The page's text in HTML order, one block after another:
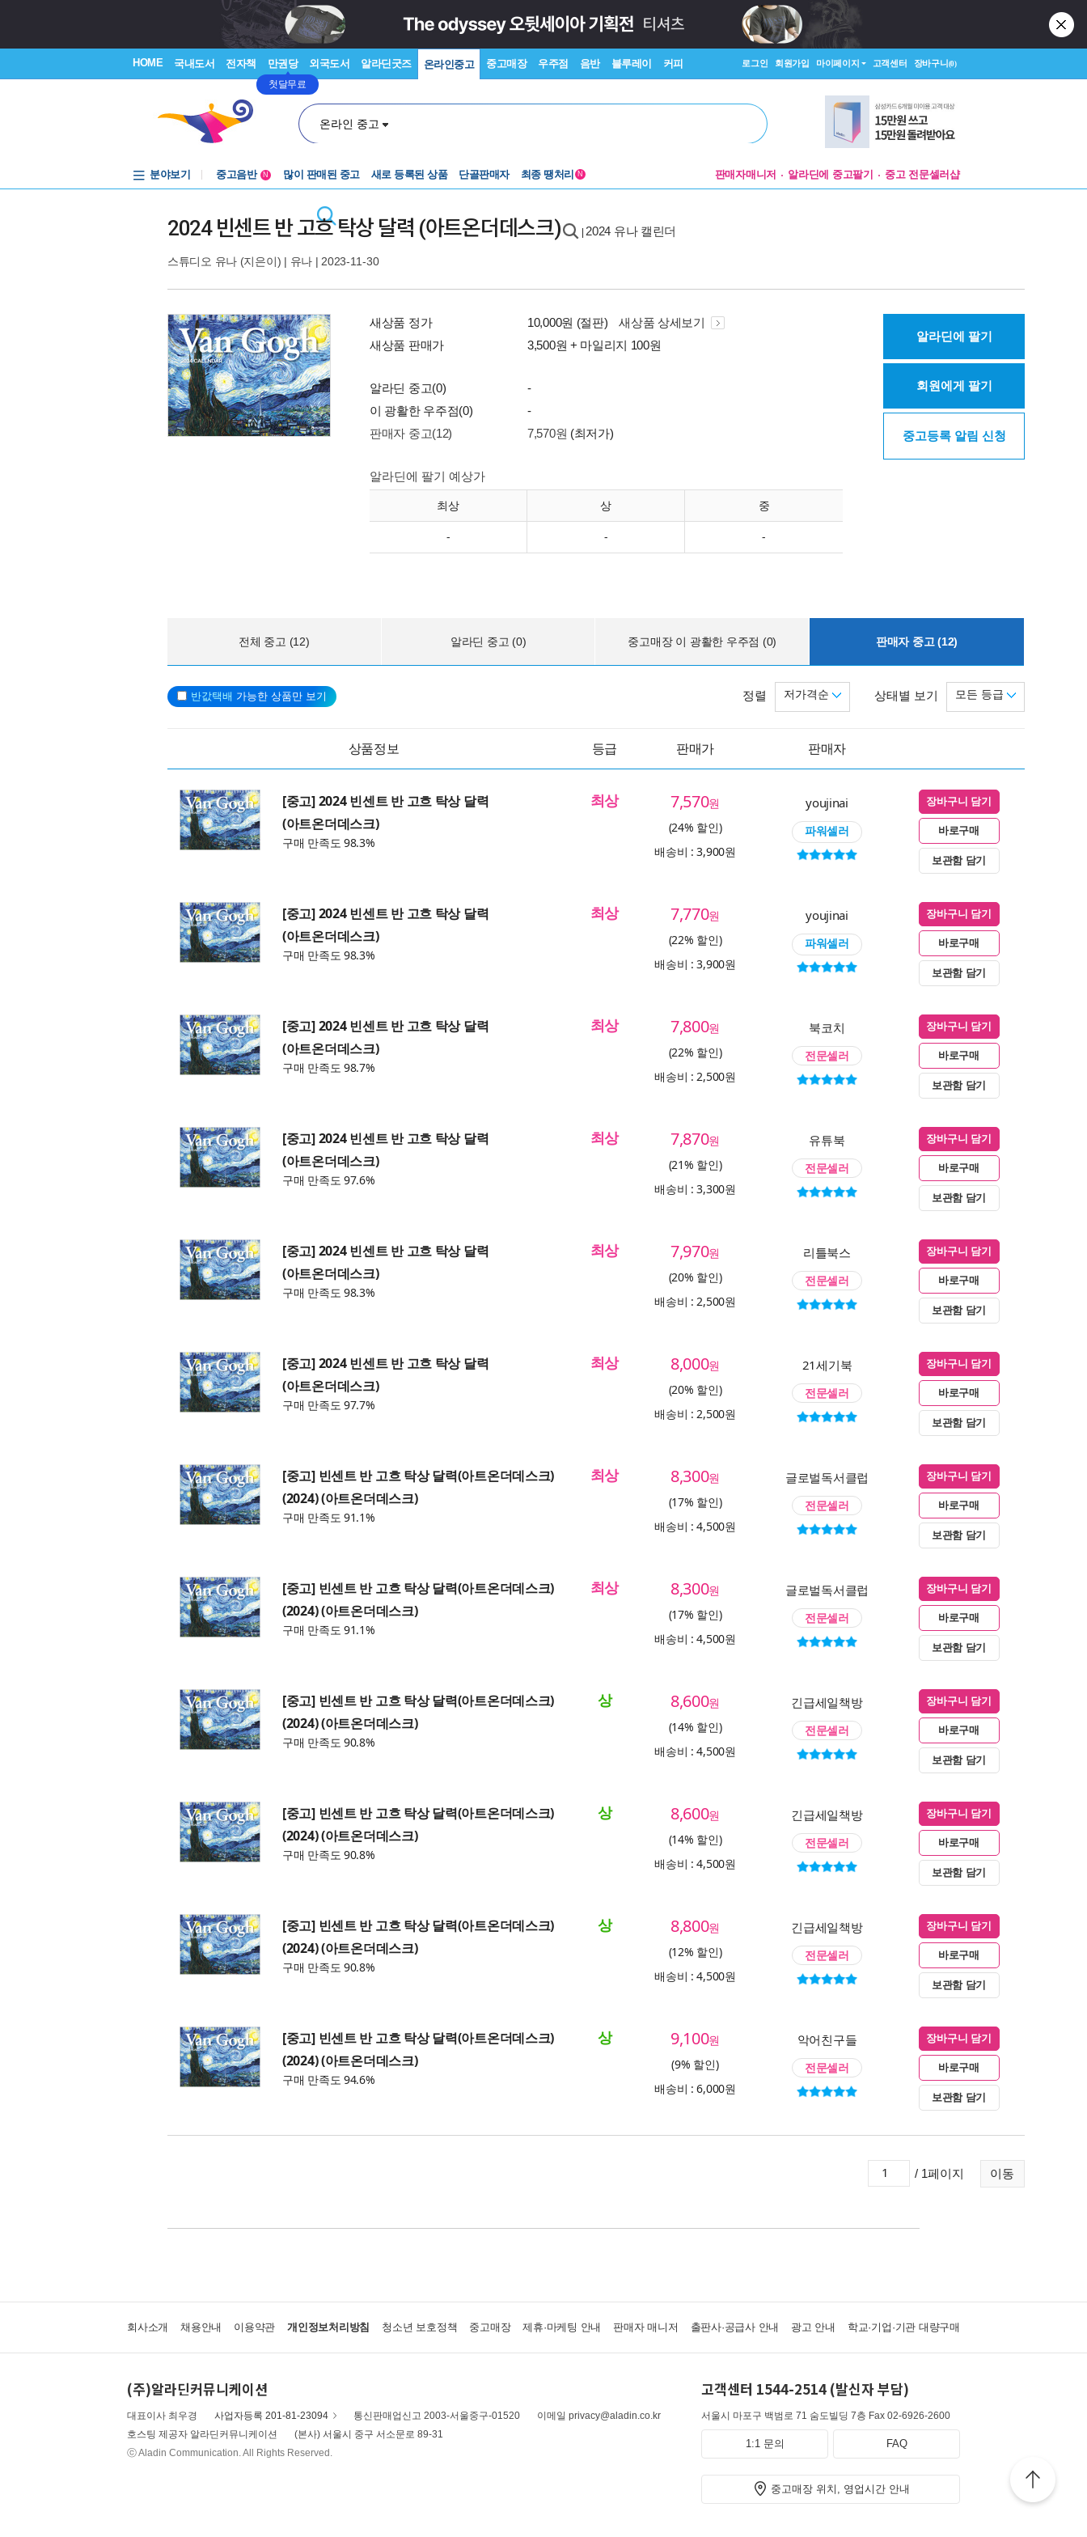
HOME 국내도서 전자책 만권당
첫달무료
외국도서 알라딘굿즈 온라인중고 중고매장 우주점 음반 블루레이 커피 로그인 회원가입 마이페이지 고객센터 장바구니(0)
온라인 중고
분야보기
중고음반
중고음반
N 많이 판매된 중고 새로 등록된 상품 단골판매자 최종 땡처리 N 판매자매니저 알라딘에 중고팔기 중고 전문셀러샵
2024 빈센트 반 고흐 탁상 달력 (아트온더데스크) |2024 유나 캘린더
스튜디오 유나 (지은이) | 유나| 2023-11-30
새상품 정가 10,000원 (절판)
새상품 상세보기
새상품 판매가
3,500원 + 마일리지 100원
알라딘 중고(0)
-
이 광활한 우주점(0)
-
판매자 중고(12)
7,570원 (최저가)
알라딘에 팔기 예상가
최상 상 중
- - -
알라딘에 팔기
회원에게 팔기
중고등록 알림 신청
전체 중고 (12) 알라딘 중고 (0) 중고매장 이 광활한 우주점 (0) 판매자 중고 (12)
반값택배 가능한 상품만 보기 상태별 보기 모든 등급
정렬 저가격순
상품정보 등급 판매가 판매자
[중고] 2024 빈센트 반 고흐 탁상 달력
(아트온더데스크)
구매 만족도 98.3%
최상 7,570원
(24% 할인)
배송비 : 3,900원
youjinai
파워셀러
장바구니 담기
바로구매
보관함 담기
[중고] 2024 빈센트 반 고흐 탁상 달력
(아트온더데스크)
구매 만족도 98.3%
최상 7,770원
(22% 할인)
배송비 : 3,900원
youjinai
파워셀러
장바구니 담기
바로구매
보관함 담기
[중고] 2024 빈센트 반 고흐 탁상 달력
(아트온더데스크)
구매 만족도 98.7%
최상 7,800원
(22% 할인)
배송비 : 2,500원
북코치
전문셀러
장바구니 담기
바로구매
보관함 담기
[중고] 2024 빈센트 반 고흐 탁상 달력
(아트온더데스크)
구매 만족도 97.6%
최상 7,870원
(21% 할인)
배송비 : 3,300원
유튜북
전문셀러
장바구니 담기
바로구매
보관함 담기
[중고] 2024 빈센트 반 고흐 탁상 달력
(아트온더데스크)
구매 만족도 98.3%
최상 7,970원
(20% 할인)
배송비 : 2,500원
리틀북스
전문셀러
장바구니 담기
바로구매
보관함 담기
[중고] 2024 빈센트 반 고흐 탁상 달력
(아트온더데스크)
구매 만족도 97.7%
최상 8,000원
(20% 할인)
배송비 : 2,500원
21세기북
전문셀러
장바구니 담기
바로구매
보관함 담기
[중고] 빈센트 반 고흐 탁상 달력(아트온더데스크)
(2024) (아트온더데스크)
구매 만족도 91.1%
최상 8,300원
(17% 할인)
배송비 : 4,500원
글로벌독서클럽
전문셀러
장바구니 담기
바로구매
보관함 담기
[중고] 빈센트 반 고흐 탁상 달력(아트온더데스크)
(2024) (아트온더데스크)
구매 만족도 91.1%
최상 8,300원
(17% 할인)
배송비 : 4,500원
글로벌독서클럽
전문셀러
장바구니 담기
바로구매
보관함 담기
[중고] 빈센트 반 고흐 탁상 달력(아트온더데스크)
(2024) (아트온더데스크)
구매 만족도 90.8%
상 8,600원
(14% 할인)
배송비 : 4,500원
긴급세일책방
전문셀러
장바구니 담기
바로구매
보관함 담기
[중고] 빈센트 반 고흐 탁상 달력(아트온더데스크)
(2024) (아트온더데스크)
구매 만족도 90.8%
상 8,600원
(14% 할인)
배송비 : 4,500원
긴급세일책방
전문셀러
장바구니 담기
바로구매
보관함 담기
[중고] 빈센트 반 고흐 탁상 달력(아트온더데스크)
(2024) (아트온더데스크)
구매 만족도 90.8%
상 8,800원
(12% 할인)
배송비 : 4,500원
긴급세일책방
전문셀러
장바구니 담기
바로구매
보관함 담기
[중고] 빈센트 반 고흐 탁상 달력(아트온더데스크)
(2024) (아트온더데스크)
구매 만족도 94.6%
상 9,100원
(9% 할인)
배송비 : 6,000원
악어친구들
전문셀러
장바구니 담기
바로구매
보관함 담기
이동
/ 1페이지
회사소개 채용안내 이용약관 개인정보처리방침 청소년 보호정책 중고매장 제휴·마케팅 안내 판매자 매니저 출판사·공급사 안내 광고 안내 학교·기업·기관 대량구매
(주)알라딘커뮤니케이션
대표이사 최우경 사업자등록 201-81-23094 통신판매업신고 2003-서울중구-01520
이메일 privacy@aladin.co.kr
호스팅 제공자 알라딘커뮤니케이션
(본사) 서울시 중구 서소문로 89-31
ⓒ Aladin Communication. All Rights Reserved.
고객센터 1544-2514 (발신자 부담)
서울시 마포구 백범로 71 숨도빌딩 7층 Fax 02-6926-2600
1:1 문의 FAQ
중고매장 위치, 영업시간 안내